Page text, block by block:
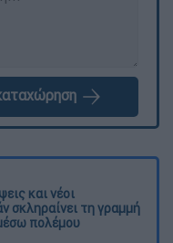
και νέοι
σκληραίνει τη γραμμή
πολέμου